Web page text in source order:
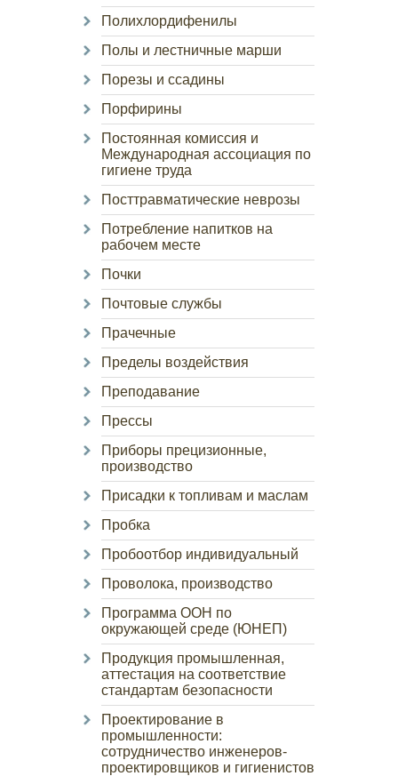
Полихлордифенилы
Полы и лестничные марши
Порезы и ссадины
Порфирины
Постоянная комиссия и
Международная ассоциация по
гигиене труда
Посттравматические неврозы
Потребление напитков на
рабочем месте
Почки
Почтовые службы
Прачечные
Пределы воздействия
Преподавание
Прессы
Приборы прецизионные,
производство
Присадки к топливам и маслам
Пробка
Пробоотбор индивидуальный
Проволока, производство
Программа ООН по
окружающей среде (ЮНЕП)
Продукция промышленная,
аттестация на соответствие
стандартам безопасности
Проектирование в
промышленности:
сотрудничество инженеров-
проектировщиков и гигиенистов